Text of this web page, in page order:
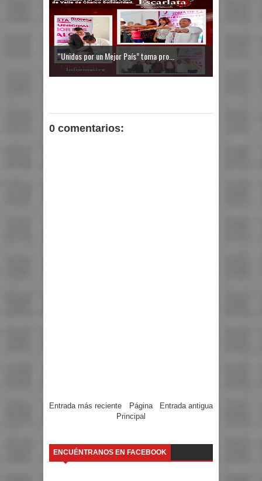
“Unidos por un Mejor País” toma pro...
0 comentarios:
Entrada más reciente Entrada antigua
Página
Principal
ENCUÉNTRANOS EN FACEBOOK